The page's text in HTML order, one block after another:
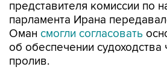
представителя комиссии по
парламента Ирана
Оман смогли согласовать
об обеспечении
пролив.